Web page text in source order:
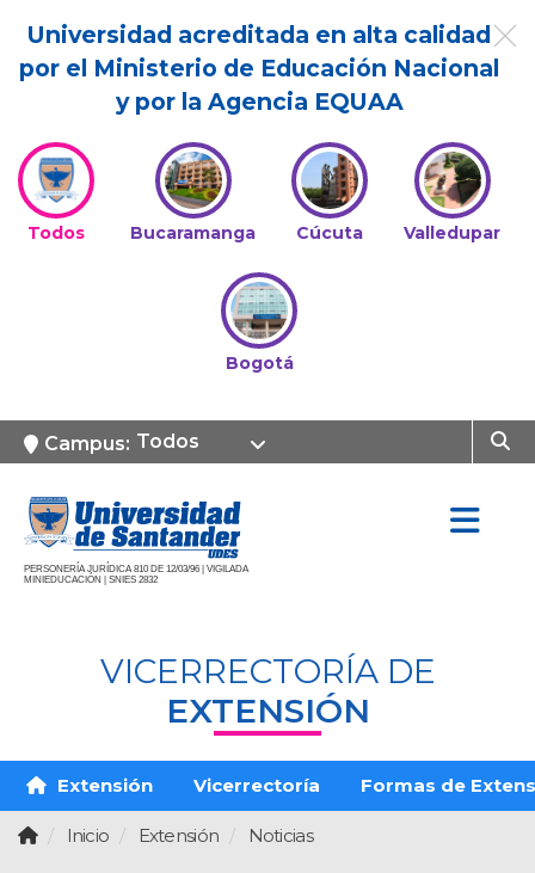
Universidad acreditada en alta calidad
por el Ministerio de Educación Nacional
y por la Agencia EQUAA
Todos Bucaramanga Cúcuta Valledupar
Bogotá
Campus: Todos
PERSONERÍA JURÍDICA 810 DE 12/03/96 | VIGILADA
MINIEDUCACIÓN | SNIES 2832
VICERRECTORÍA DE
EXTENSIÓN
Extensión Vicerrectoría Formas de
Inicio Extensión Noticias